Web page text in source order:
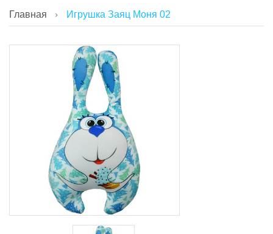
Главная Игрушка Заяц Моня 02